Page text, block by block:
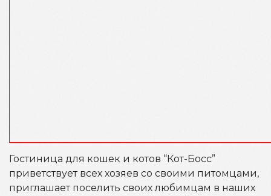
Гостиница для кошек и котов “Кот-Босс”
приветствует всех хозяев со своими питомцами,
приглашает поселить своих любимцам в наших